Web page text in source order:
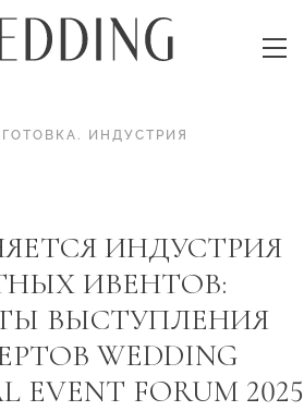
. ИНДУСТРИЯ
ИНДУСТРИЯ
ИВЕНТОВ:
ВЫСТУПЛЕНИЯ
WEDDING
EVENT FORUM 2025